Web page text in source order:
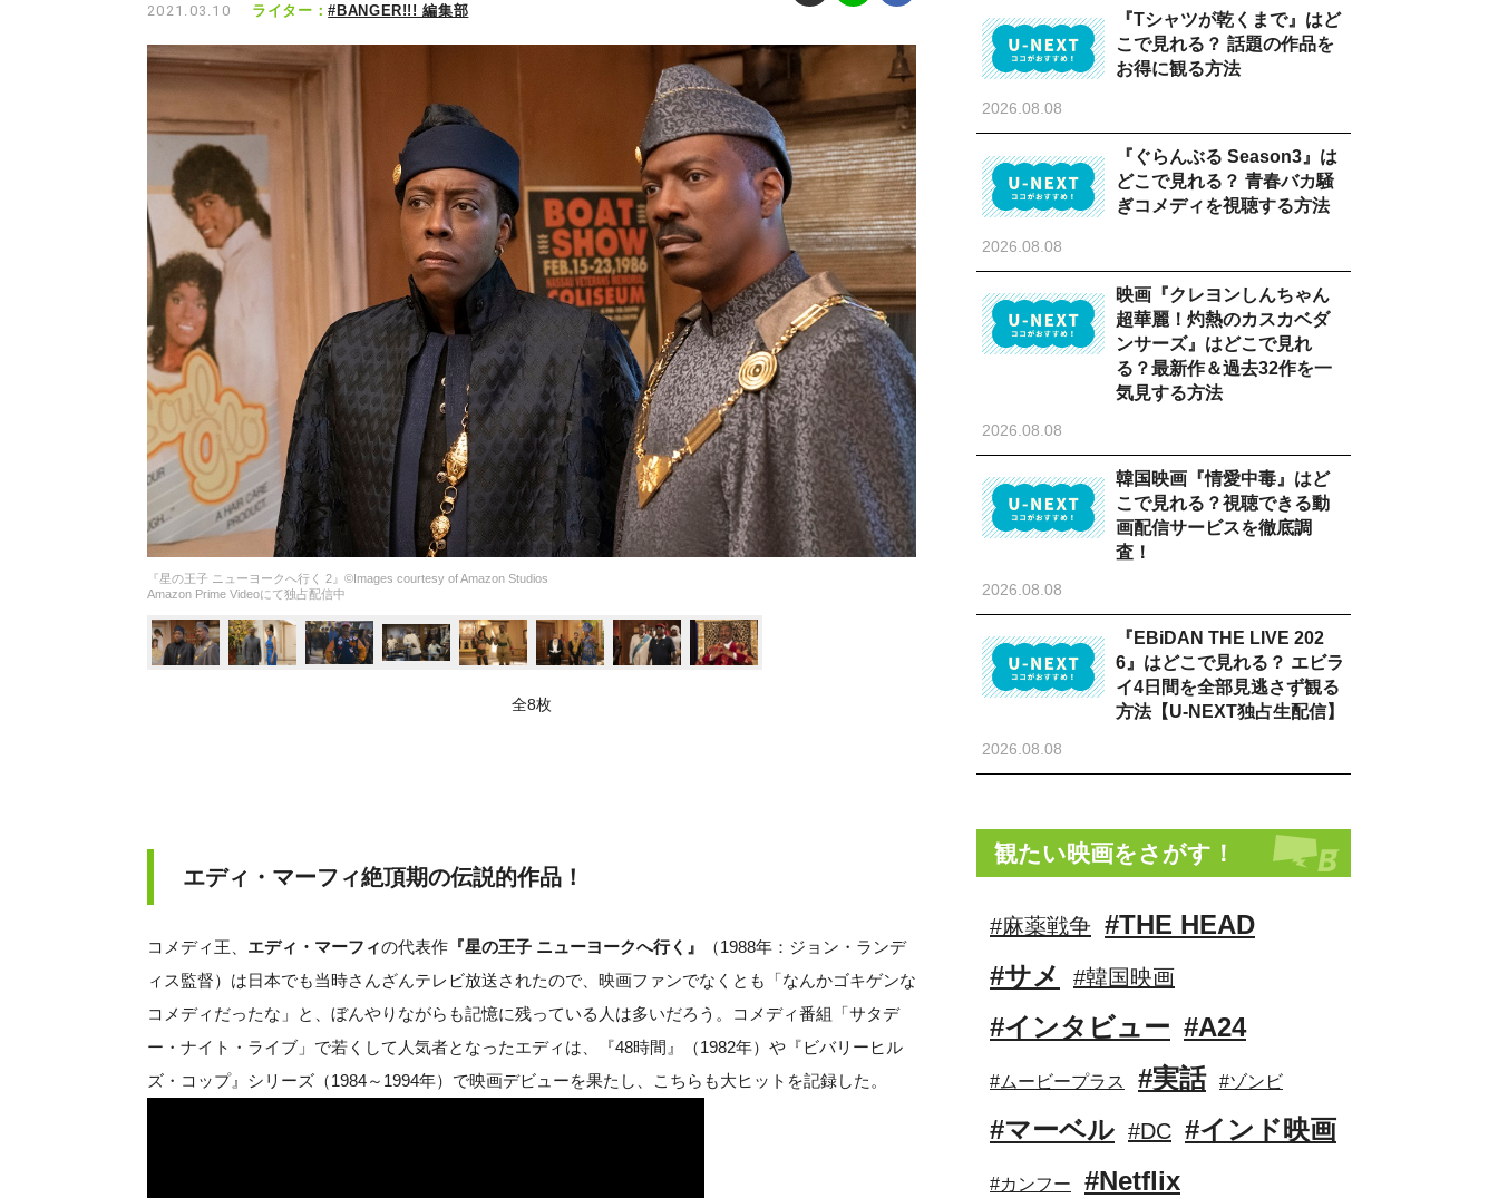
2021.03.10 ライター：#BANGER!!! 編集部
『星の王子 ニューヨークへ行く 2』©Images courtesy of Amazon Studios
Amazon Prime Videoにて独占配信中
全8枚
エディ・マーフィ絶頂期の伝説的作品！
コメディ王、 エディ・マーフィの代表作 『星の王子 ニューヨークへ行く』
（1988年：ジョン・ランデ
ィス監督）は日本でも当時さんざんテレビ放送されたので、映画ファンでなくとも「なんかゴキゲンな
コメディだったな」と、ぼんやりながらも記憶に残っている人は多いだろう。コメディ番組「サタデ
ー・ナイト・ライブ」で若くして人気者となったエディは、『48時間』（1982年）や『ビバリーヒル
ズ・コップ』シリーズ（1984～1994年）で映画デビューを果たし、こちらも大ヒットを記録した。
『Tシャツが乾くまで』はど
こで見れる？ 話題の作品を
お得に観る方法
2026.08.08
『ぐらんぶる Season3』は
どこで見れる？ 青春バカ騒
ぎコメディを視聴する方法
2026.08.08
映画『クレヨンしんちゃん
超華麗！灼熱のカスカベダ
ンサーズ』はどこで見れ
る？最新作＆過去32作を一
気見する方法
2026.08.08
韓国映画『情愛中毒』はど
こで見れる？視聴できる動
画配信サービスを徹底調
査！
2026.08.08
『EBiDAN THE LIVE 202
6』はどこで見れる？ エビラ
イ4日間を全部見逃さず観る
方法【U-NEXT独占生配信】
2026.08.08
観たい映画をさがす！
#麻薬戦争 #THE HEAD
#サメ
#韓国映画
#インタビュー #A24
#ムービープラス #実話 #ゾンビ
#マーベル #DC #インド映画
#カンフー #Netflix